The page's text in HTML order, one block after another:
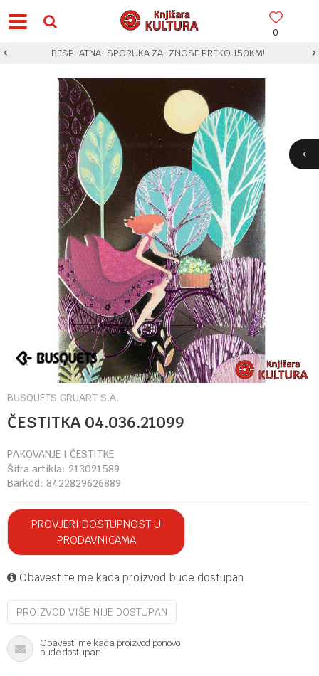
0
BESPLATNA ISPORUKA ZA IZNOSE PREKO 150KM!
BUSQUETS GRUART S.A.
ČESTITKA 04.036.21099
PAKOVANJE I ČESTITKE
Šifra artikla: 213021589
Barkod: 8422829626889
PROVJERI DOSTUPNOST U
PRODAVNICAMA
Obavestite me kada proizvod bude dostupan
PROIZVOD VIŠE NIJE DOSTUPAN
Obavesti me kada proizvod ponovo
bude dostupan